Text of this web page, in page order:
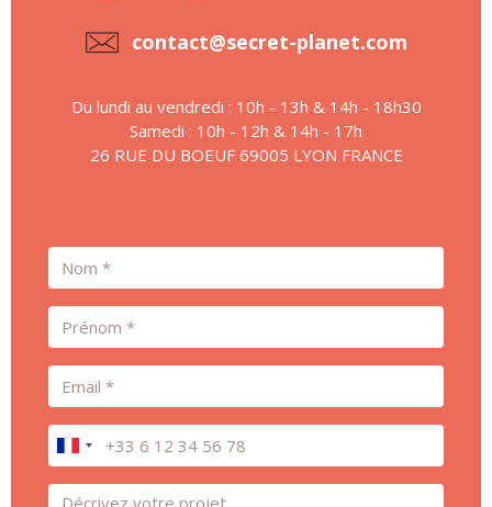
contact@secret-planet.com
Du lundi au vendredi : 10h - 13h & 14h - 18h30
Samedi : 10h - 12h & 14h - 17h
26 RUE DU BOEUF 69005 LYON FRANCE
Nom
Prénom
Email
Téléphone
Message *